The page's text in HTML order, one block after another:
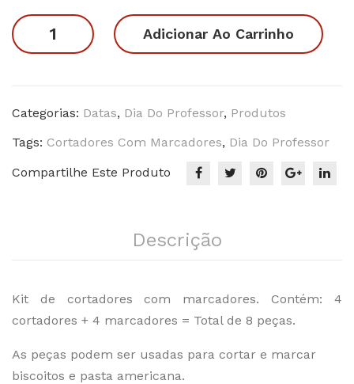
Mã
es 1
mo
Dia
do
quantidade
Adicionar Ao Carrinho
Categorias: Datas, Dia Do Professor, Produtos
Tags: Cortadores Com Marcadores, Dia Do Professor
Compartilhe Este Produto
Descrição
Kit de cortadores com marcadores. Contém: 4
cortadores + 4 marcadores = Total de 8 peças.
As peças podem ser usadas para cortar e marcar
biscoitos e pasta americana.